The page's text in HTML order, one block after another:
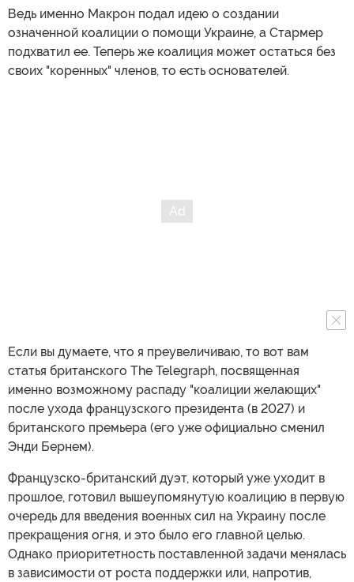
Ведь именно Макрон подал идею о создании
означенной коалиции о помощи Украине, а Стармер
подхватил ее. Теперь же коалиция может остаться без
своих "коренных" членов, то есть основателей.
Если вы думаете, что я преувеличиваю, то вот вам
статья британского The Telegraph, посвященная
именно возможному распаду "коалиции желающих"
после ухода французского президента (в 2027) и
британского премьера (его уже официально сменил
Энди Бернем).
Французско-британский дуэт, который уже уходит в
прошлое, готовил вышеупомянутую коалицию в первую
очередь для введения военных сил на Украину после
прекращения огня, и это было его главной целью.
Однако приоритетность поставленной задачи менялась
в зависимости от роста поддержки или, напротив,